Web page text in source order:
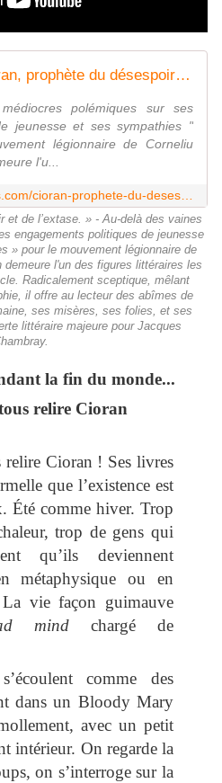
Revue Éléments - Cioran, prophète du désespoir et de l'extase
polémiques sur ses
jeunesse et ses sympathies "
légionnaire de Corneliu
l'u...
et de l’extase. » - Au-delà des vaines
engagements politiques de jeunesse
» pour le mouvement légionnaire de
demeure l'un des figures littéraires les
Radicalement sceptique, mêlant
il offre au lecteur des abîmes de
ses misères, ses folies, et ses
littéraire majeure pour Jacques
la fin du monde...
relire Cioran
Cioran ! Ses livres
que l’existence est
Été comme hiver. Trop
trop de gens qui
qu’ils deviennent
métaphysique ou en
vie façon guimauve
mind chargé de
comme des
dans un Bloody Mary
avec un petit
intérieur. On regarde la
on s’interroge sur la